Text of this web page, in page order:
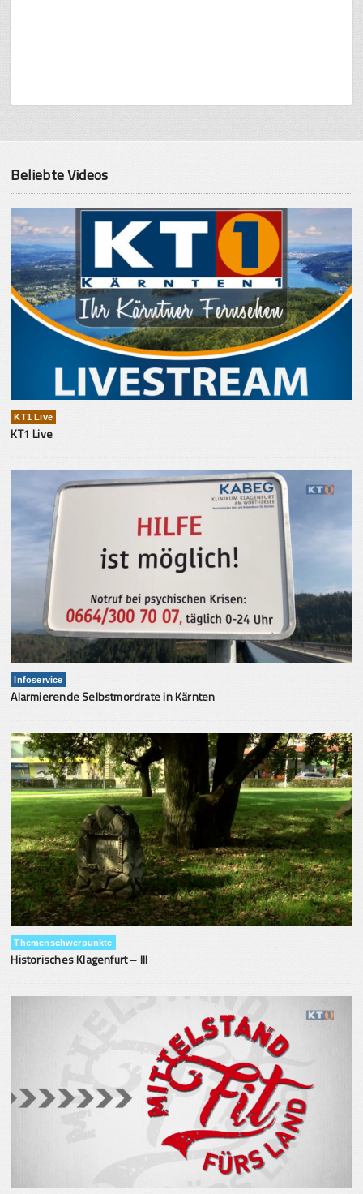
Beliebte Videos
KT1 Live
KT1 Live
Infoservice
Alarmierende Selbstmordrate in Kärnten
Themenschwerpunkte
Historisches Klagenfurt – III